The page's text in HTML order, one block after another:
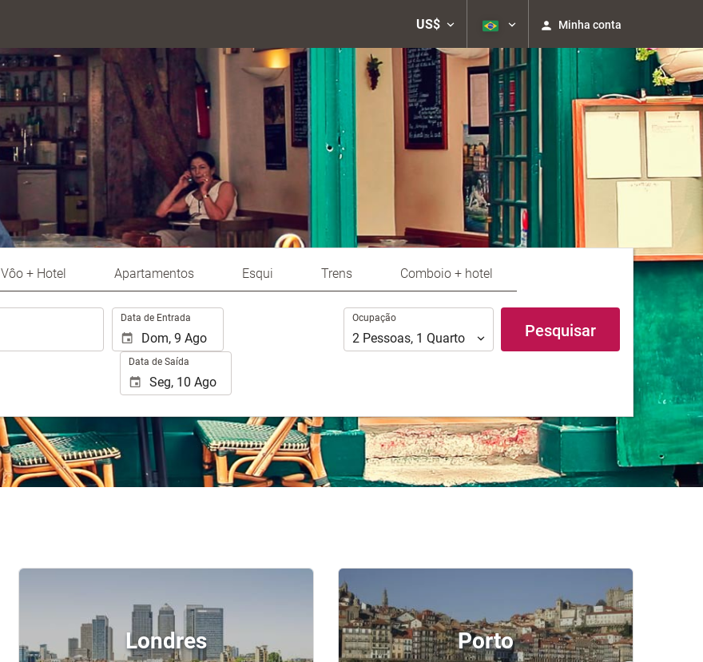
US$ Minha conta
Vôo + Hotel Apartamentos Esqui Trens Comboio + hotel
Data de Entrada
Data de Saída
Ocupação
Ocupação
2 Pessoas, 1 Quarto Pesquisar
Londres Porto